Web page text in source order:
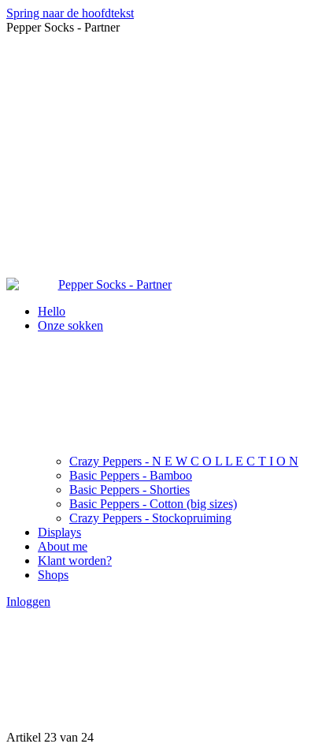
Spring naar de hoofdtekst
Pepper Socks - Partner
Hello
Onze sokken
Crazy Peppers - N E W C O L L E C T I O N
Basic Peppers - Bamboo
Basic Peppers - Shorties
Basic Peppers - Cotton (big sizes)
Crazy Peppers - Stockopruiming
Displays
About me
Klant worden?
Shops
Inloggen
Artikel 23 van 24